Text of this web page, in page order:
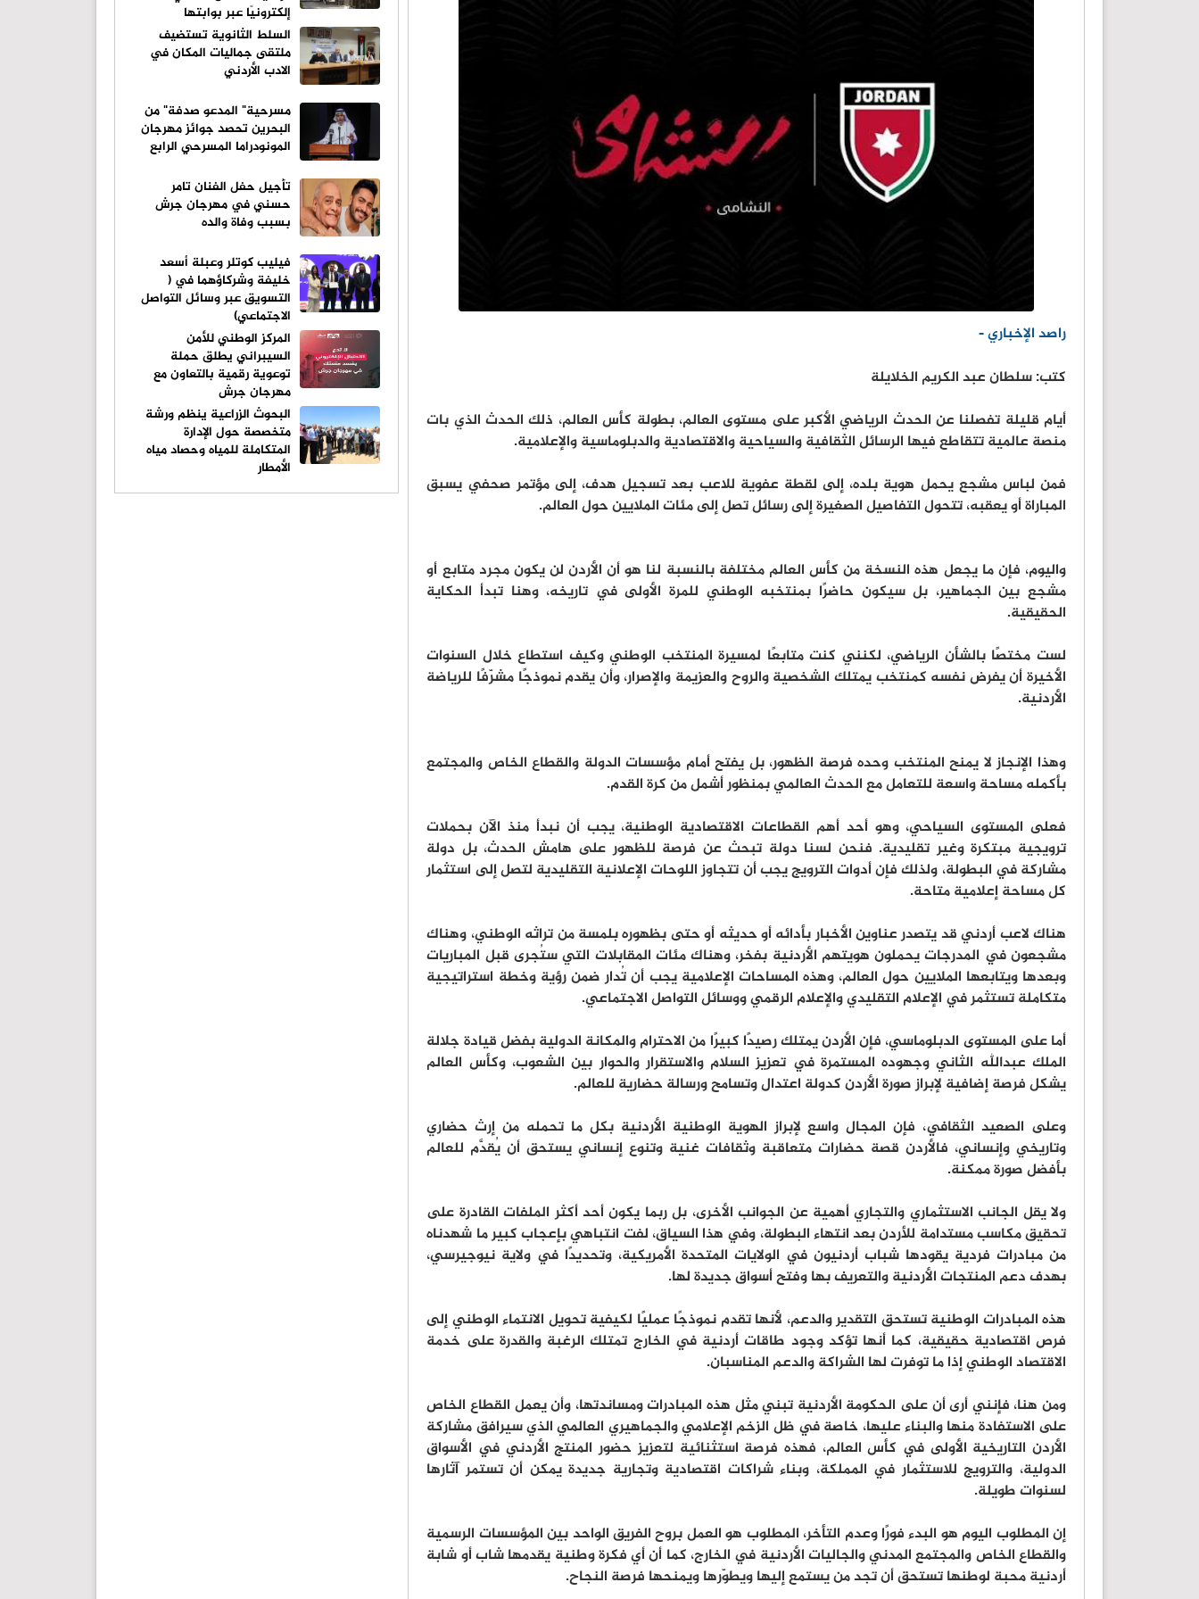
راصد الإخباري -
كتب: سلطان عبد الكريم الخلايلة
أيام قليلة تفصلنا عن الحدث الرياضي الأكبر على مستوى العالم، بطولة كأس العالم، ذلك الحدث الذي بات
منصة عالمية تتقاطع فيها الرسائل الثقافية والسياحية والاقتصادية والدبلوماسية والإعلامية.
فمن لباس مشجع يحمل هوية بلده، إلى لقطة عفوية للاعب بعد تسجيل هدف، إلى مؤتمر صحفي يسبق
المباراة أو يعقبه، تتحول التفاصيل الصغيرة إلى رسائل تصل إلى مئات الملايين حول العالم.
واليوم، فإن ما يجعل هذه النسخة من كأس العالم مختلفة بالنسبة لنا هو أن الأردن لن يكون مجرد متابع أو
مشجع بين الجماهير، بل سيكون حاضرًا بمنتخبه الوطني للمرة الأولى في تاريخه، وهنا تبدأ الحكاية
الحقيقية.
لست مختصًا بالشأن الرياضي، لكنني كنت متابعًا لمسيرة المنتخب الوطني وكيف استطاع خلال السنوات
الأخيرة أن يفرض نفسه كمنتخب يمتلك الشخصية والروح والعزيمة والإصرار، وأن يقدم نموذجًا مشرّفًا للرياضة
الأردنية.
وهذا الإنجاز لا يمنح المنتخب وحده فرصة الظهور، بل يفتح أمام مؤسسات الدولة والقطاع الخاص والمجتمع
بأكمله مساحة واسعة للتعامل مع الحدث العالمي بمنظور أشمل من كرة القدم.
فعلى المستوى السياحي، وهو أحد أهم القطاعات الاقتصادية الوطنية، يجب أن نبدأ منذ الآن بحملات
ترويجية مبتكرة وغير تقليدية. فنحن لسنا دولة تبحث عن فرصة للظهور على هامش الحدث، بل دولة
مشاركة في البطولة، ولذلك فإن أدوات الترويج يجب أن تتجاوز اللوحات الإعلانية التقليدية لتصل إلى استثمار
كل مساحة إعلامية متاحة.
هناك لاعب أردني قد يتصدر عناوين الأخبار بأدائه أو حديثه أو حتى بظهوره بلمسة من تراثه الوطني، وهناك
مشجعون في المدرجات يحملون هويتهم الأردنية بفخر، وهناك مئات المقابلات التي ستُجرى قبل المباريات
وبعدها ويتابعها الملايين حول العالم، وهذه المساحات الإعلامية يجب أن تُدار ضمن رؤية وخطة استراتيجية
متكاملة تستثمر في الإعلام التقليدي والإعلام الرقمي ووسائل التواصل الاجتماعي.
أما على المستوى الدبلوماسي، فإن الأردن يمتلك رصيدًا كبيرًا من الاحترام والمكانة الدولية بفضل قيادة جلالة
الملك عبدالله الثاني وجهوده المستمرة في تعزيز السلام والاستقرار والحوار بين الشعوب، وكأس العالم
يشكل فرصة إضافية لإبراز صورة الأردن كدولة اعتدال وتسامح ورسالة حضارية للعالم.
وعلى الصعيد الثقافي، فإن المجال واسع لإبراز الهوية الوطنية الأردنية بكل ما تحمله من إرث حضاري
وتاريخي وإنساني، فالأردن قصة حضارات متعاقبة وثقافات غنية وتنوع إنساني يستحق أن يُقدَّم للعالم
بأفضل صورة ممكنة.
ولا يقل الجانب الاستثماري والتجاري أهمية عن الجوانب الأخرى، بل ربما يكون أحد أكثر الملفات القادرة على
تحقيق مكاسب مستدامة للأردن بعد انتهاء البطولة، وفي هذا السياق، لفت انتباهي بإعجاب كبير ما شهدناه
من مبادرات فردية يقودها شباب أردنيون في الولايات المتحدة الأمريكية، وتحديدًا في ولاية نيوجيرسي،
بهدف دعم المنتجات الأردنية والتعريف بها وفتح أسواق جديدة لها.
هذه المبادرات الوطنية تستحق التقدير والدعم، لأنها تقدم نموذجًا عمليًا لكيفية تحويل الانتماء الوطني إلى
فرص اقتصادية حقيقية، كما أنها تؤكد وجود طاقات أردنية في الخارج تمتلك الرغبة والقدرة على خدمة
الاقتصاد الوطني إذا ما توفرت لها الشراكة والدعم المناسبان.
ومن هنا، فإنني أرى أن على الحكومة الأردنية تبني مثل هذه المبادرات ومساندتها، وأن يعمل القطاع الخاص
على الاستفادة منها والبناء عليها، خاصة في ظل الزخم الإعلامي والجماهيري العالمي الذي سيرافق مشاركة
الأردن التاريخية الأولى في كأس العالم، فهذه فرصة استثنائية لتعزيز حضور المنتج الأردني في الأسواق
الدولية، والترويج للاستثمار في المملكة، وبناء شراكات اقتصادية وتجارية جديدة يمكن أن تستمر آثارها
لسنوات طويلة.
إن المطلوب اليوم هو البدء فورًا وعدم التأخر، المطلوب هو العمل بروح الفريق الواحد بين المؤسسات الرسمية
والقطاع الخاص والمجتمع المدني والجاليات الأردنية في الخارج، كما أن أي فكرة وطنية يقدمها شاب أو شابة
أردنية محبة لوطنها تستحق أن تجد من يستمع إليها ويطوّرها ويمنحها فرصة النجاح.
إلكترونيًا عبر بوابتها
الإلكترونية
السلط الثانوية تستضيف
ملتقى جماليات المكان في
الادب الأردني
مسرحية" المدعو صدفة" من
البحرين تحصد جوائز مهرجان
المونودراما المسرحي الرابع
تأجيل حفل الفنان تامر
حسني في مهرجان جرش
بسبب وفاة والده
فيليب كوتلر وعبلة أسعد
خليفة وشركاؤهما في (
التسويق عبر وسائل التواصل
الاجتماعي)
المركز الوطني للأمن
السيبراني يطلق حملة
توعوية رقمية بالتعاون مع
مهرجان جرش
البحوث الزراعية ينظم ورشة
متخصصة حول الإدارة
المتكاملة للمياه وحصاد مياه
الأمطار